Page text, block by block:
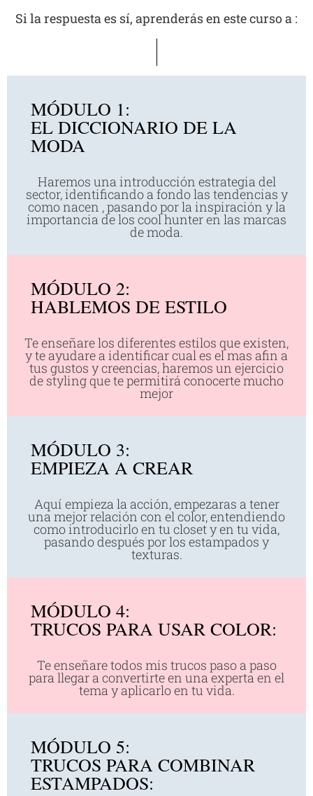
Si la respuesta es sí, aprenderás en este curso a :
MÓDULO 1:
EL DICCIONARIO DE LA
MODA
Haremos una introducción estrategia del
sector, identificando a fondo las tendencias y
como nacen , pasando por la inspiración y la
importancia de los cool hunter en las marcas
de moda.
MÓDULO 2:
HABLEMOS DE ESTILO
Te enseñare los diferentes estilos que existen,
y te ayudare a identificar cual es el mas afin a
tus gustos y creencias, haremos un ejercicio
de styling que te permitirá conocerte mucho
mejor
MÓDULO 3:
EMPIEZA A CREAR
Aquí empieza la acción, empezaras a tener
una mejor relación con el color, entendiendo
como introducirlo en tu closet y en tu vida,
pasando después por los estampados y
texturas.
MÓDULO 4:
TRUCOS PARA USAR COLOR:
Te enseñare todos mis trucos paso a paso
para llegar a convertirte en una experta en el
tema y aplicarlo en tu vida.
MÓDULO 5:
TRUCOS PARA COMBINAR
ESTAMPADOS: